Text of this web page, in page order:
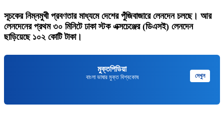
সূচকের নিম্নমুখী প্রবণতার মাধ্যমে দেশের পুঁজিবাজারে লেনদেন চলছে। আর
লেনদেনের প্রথম ৩০ মিনিটে ঢাকা স্টক এক্সচেঞ্জের (ডিএসই) লেনদেন
ছাড়িয়েছে ১০২ কোটি টাকা।
মুক্তপিডিয়া
বাংলা ভাষার মুক্ত বিশ্বকোষ দেখুন